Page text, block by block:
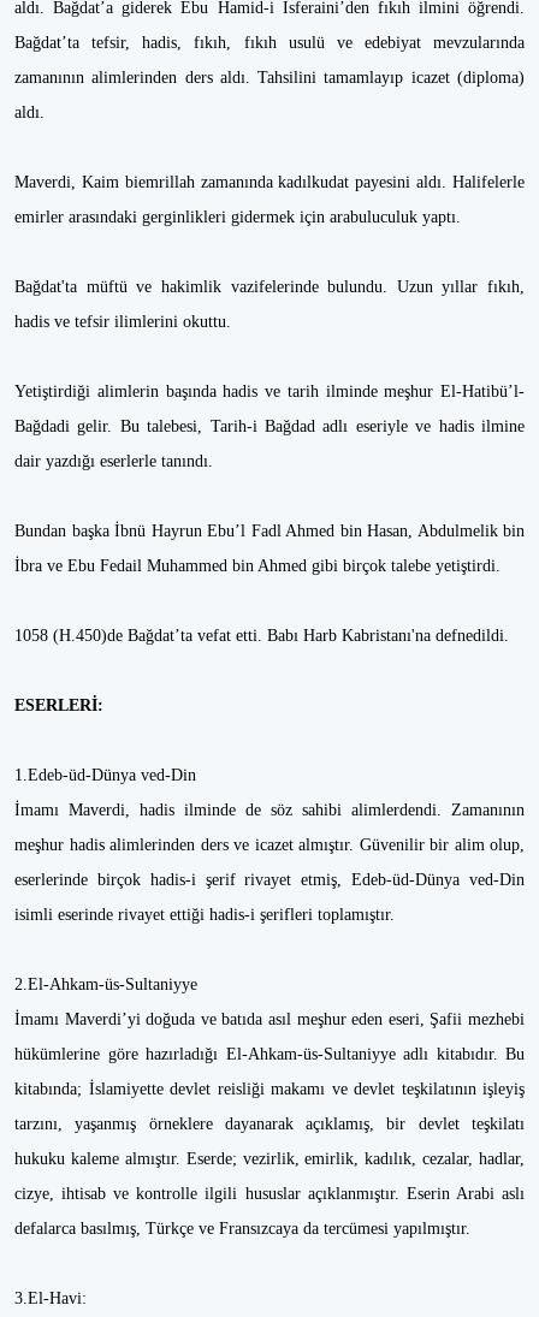
aldı. Bağdat’a giderek Ebu Hamid-i İsferaini’den fıkıh ilmini öğrendi.
Bağdat’ta tefsir, hadis, fıkıh, fıkıh usulü ve edebiyat mevzularında
zamanının alimlerinden ders aldı. Tahsilini tamamlayıp icazet (diploma)
aldı.
Maverdi, Kaim biemrillah zamanında kadılkudat payesini aldı. Halifelerle
emirler arasındaki gerginlikleri gidermek için arabuluculuk yaptı.
Bağdat'ta müftü ve hakimlik vazifelerinde bulundu. Uzun yıllar fıkıh,
hadis ve tefsir ilimlerini okuttu.
Yetiştirdiği alimlerin başında hadis ve tarih ilminde meşhur El-Hatibü’l-
Bağdadi gelir. Bu talebesi, Tarih-i Bağdad adlı eseriyle ve hadis ilmine
dair yazdığı eserlerle tanındı.
Bundan başka İbnü Hayrun Ebu’l Fadl Ahmed bin Hasan, Abdulmelik bin
İbra ve Ebu Fedail Muhammed bin Ahmed gibi birçok talebe yetiştirdi.
1058 (H.450)de Bağdat’ta vefat etti. Babı Harb Kabristanı'na defnedildi.
ESERLERİ:
1.Edeb-üd-Dünya ved-Din
İmamı Maverdi, hadis ilminde de söz sahibi alimlerdendi. Zamanının
meşhur hadis alimlerinden ders ve icazet almıştır. Güvenilir bir alim olup,
eserlerinde birçok hadis-i şerif rivayet etmiş, Edeb-üd-Dünya ved-Din
isimli eserinde rivayet ettiği hadis-i şerifleri toplamıştır.
2.El-Ahkam-üs-Sultaniyye
İmamı Maverdi’yi doğuda ve batıda asıl meşhur eden eseri, Şafii mezhebi
hükümlerine göre hazırladığı El-Ahkam-üs-Sultaniyye adlı kitabıdır. Bu
kitabında; İslamiyette devlet reisliği makamı ve devlet teşkilatının işleyiş
tarzını, yaşanmış örneklere dayanarak açıklamış, bir devlet teşkilatı
hukuku kaleme almıştır. Eserde; vezirlik, emirlik, kadılık, cezalar, hadlar,
cizye, ihtisab ve kontrolle ilgili hususlar açıklanmıştır. Eserin Arabi aslı
defalarca basılmış, Türkçe ve Fransızcaya da tercümesi yapılmıştır.
3.El-Havi: